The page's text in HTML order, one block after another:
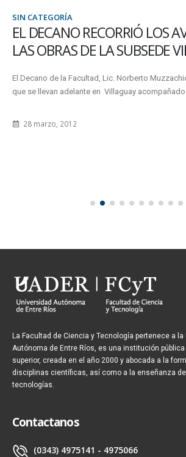
SIN CATEGORÍA
EL DECANO RECORRIÓ LOS
LAS OBRAS DE LA SUBSEDE
El Decano de la Facultad, Lic. Norberto
que se llevan adelante en Villaguay
28 marzo, 2012
La Facultad de Ciencia y Tecnología pertenece a la
Autónoma de Entre Ríos, es una institución
superior, creada en el año 2000 y abocada a la
disciplinas científicas, así como a la enseñanza
tecnologías.
Contactanos
(0343) 4975141 - 4975066